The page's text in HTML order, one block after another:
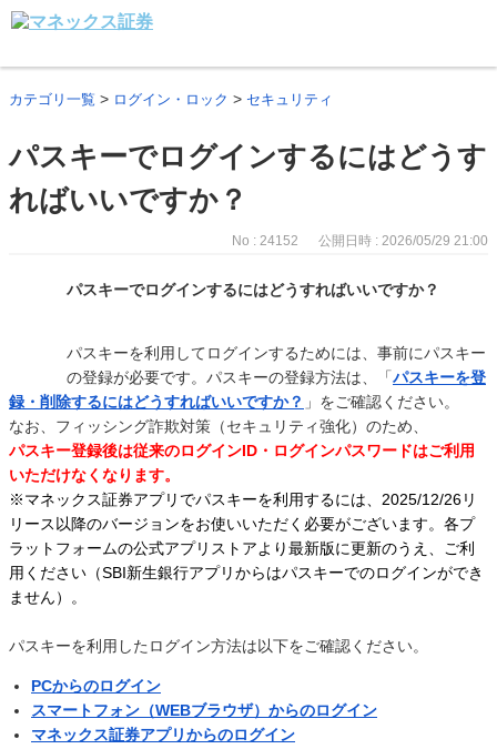
カテゴリ一覧 > ログイン・ロック > セキュリティ
パスキーでログインするにはどうす
ればいいですか？
No : 24152 公開日時 : 2026/05/29 21:00
パスキーでログインするにはどうすればいいですか？
パスキーを利用してログインするためには、事前にパスキー
の登録が必要です。パスキーの登録方法は、「パスキーを登
録・削除するにはどうすればいいですか？ 」をご確認ください。
なお、フィッシング詐欺対策（セキュリティ強化）のため、
パスキー登録後は従来のログインID・ログインパスワードはご利用
いただけなくなります。
※マネックス証券アプリでパスキーを利用するには、2025/12/26リ
リース以降のバージョンをお使いいただく必要がございます。各プ
ラットフォームの公式アプリストアより最新版に更新のうえ、ご利
用ください（SBI新生銀行アプリからはパスキーでのログインができ
ません）。
パスキーを利用したログイン方法は以下をご確認ください。
PCからのログイン
スマートフォン（WEBブラウザ）からのログイン
マネックス証券アプリからのログイン